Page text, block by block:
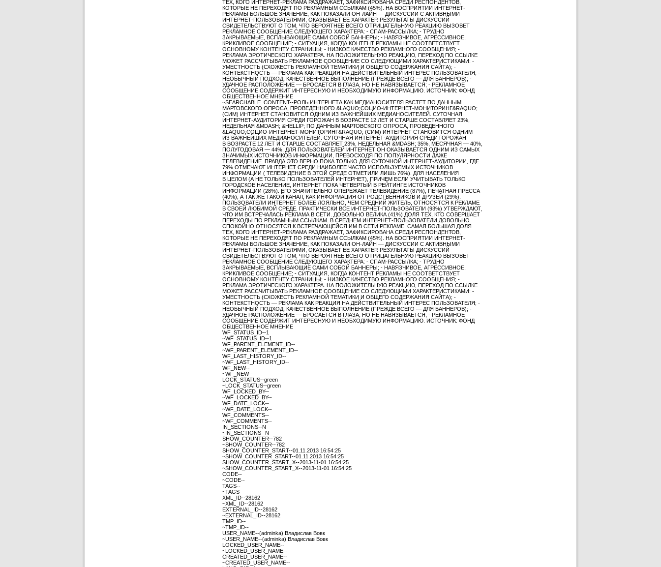
ТЕХ, КОГО ИНТЕРНЕТ-РЕКЛАМА РАЗДРАЖАЕТ, ЗАФИКСИРОВАНА СРЕДИ РЕСПОНДЕНТОВ,
КОТОРЫЕ НЕ ПЕРЕХОДЯТ ПО РЕКЛАМНЫМ ССЫЛКАМ (45%). НА ВОСПРИЯТИИ ИНТЕРНЕТ-
РЕКЛАМЫ БОЛЬШОЕ ЗНАЧЕНИЕ, КАК ПОКАЗАЛИ ОН-ЛАЙН — ДИСКУССИИ С АКТИВНЫМИ
ИНТЕРНЕТ-ПОЛЬЗОВАТЕЛЯМИ, ОКАЗЫВАЕТ ЕЕ ХАРАКТЕР. РЕЗУЛЬТАТЫ ДИСКУССИЙ
СВИДЕТЕЛЬСТВУЮТ О ТОМ, ЧТО ВЕРОЯТНЕЕ ВСЕГО ОТРИЦАТЕЛЬНУЮ РЕАКЦИЮ ВЫЗОВЕТ
РЕКЛАМНОЕ СООБЩЕНИЕ СЛЕДУЮЩЕГО ХАРАКТЕРА: - СПАМ-РАССЫЛКА; - ТРУДНО
ЗАКРЫВАЕМЫЕ, ВСПЛЫВАЮЩИЕ САМИ СОБОЙ БАННЕРЫ; - НАВЯЗЧИВОЕ, АГРЕССИВНОЕ,
КРИКЛИВОЕ СООБЩЕНИЕ; - СИТУАЦИЯ, КОГДА КОНТЕНТ РЕКЛАМЫ НЕ СООТВЕТСТВУЕТ
ОСНОВНОМУ КОНТЕНТУ СТРАНИЦЫ; - НИЗКОЕ КАЧЕСТВО РЕКЛАМНОГО СООБЩЕНИЯ; -
РЕКЛАМА ЭРОТИЧЕСКОГО ХАРАКТЕРА. НА ПОЛОЖИТЕЛЬНУЮ РЕАКЦИЮ, ПЕРЕХОД ПО ССЫЛКЕ
МОЖЕТ РАССЧИТЫВАТЬ РЕКЛАМНОЕ СООБЩЕНИЕ СО СЛЕДУЮЩИМИ ХАРАКТЕРИСТИКАМИ: -
УМЕСТНОСТЬ (СХОЖЕСТЬ РЕКЛАМНОЙ ТЕМАТИКИ И ОБЩЕГО СОДЕРЖАНИЯ САЙТА); -
КОНТЕКСТНОСТЬ — РЕКЛАМА КАК РЕАКЦИЯ НА ДЕЙСТВИТЕЛЬНЫЙ ИНТЕРЕС ПОЛЬЗОВАТЕЛЯ; -
НЕОБЫЧНЫЙ ПОДХОД, КАЧЕСТВЕННОЕ ВЫПОЛНЕНИЕ (ПРЕЖДЕ ВСЕГО — ДЛЯ БАННЕРОВ); -
УДАЧНОЕ РАСПОЛОЖЕНИЕ — БРОСАЕТСЯ В ГЛАЗА, НО НЕ НАВЯЗЫВАЕТСЯ; - РЕКЛАМНОЕ
СООБЩЕНИЕ СОДЕРЖИТ ИНТЕРЕСНУЮ И НЕОБХОДИМУЮ ИНФОРМАЦИЮ. ИСТОЧНИК: ФОНД
ОБЩЕСТВЕННОЕ МНЕНИЕ
~SEARCHABLE_CONTENT--РОЛЬ ИНТЕРНЕТА КАК МЕДИАНОСИТЕЛЯ РАСТЕТ ПО ДАННЫМ
МАРТОВСКОГО ОПРОСА, ПРОВЕДЕННОГО &LAQUO;СОЦИО-ИНТЕРНЕТ-МОНИТОРИНГ&RAQUO;
(СИМ) ИНТЕРНЕТ СТАНОВИТСЯ ОДНИМ ИЗ ВАЖНЕЙШИХ МЕДИАНОСИТЕЛЕЙ. СУТОЧНАЯ
ИНТЕРНЕТ-АУДИТОРИЯ СРЕДИ ГОРОЖАН В ВОЗРАСТЕ 12 ЛЕТ И СТАРШЕ СОСТАВЛЯЕТ 23%,
НЕДЕЛЬНАЯ &MDASH; &HELLIP; ПО ДАННЫМ МАРТОВСКОГО ОПРОСА, ПРОВЕДЕННОГО
&LAQUO;СОЦИО-ИНТЕРНЕТ-МОНИТОРИНГ&RAQUO; (СИМ) ИНТЕРНЕТ СТАНОВИТСЯ ОДНИМ
ИЗ ВАЖНЕЙШИХ МЕДИАНОСИТЕЛЕЙ. СУТОЧНАЯ ИНТЕРНЕТ-АУДИТОРИЯ СРЕДИ ГОРОЖАН
В ВОЗРАСТЕ 12 ЛЕТ И СТАРШЕ СОСТАВЛЯЕТ 23%, НЕДЕЛЬНАЯ &MDASH; 35%, МЕСЯЧНАЯ — 40%,
ПОЛУГОДОВАЯ — 44%. ДЛЯ ПОЛЬЗОВАТЕЛЕЙ ИНТЕРНЕТ ОН ОКАЗЫВАЕТСЯ ОДНИМ ИЗ САМЫХ
ЗНАЧИМЫХ ИСТОЧНИКОВ ИНФОРМАЦИИ, ПРЕВОСХОДЯ ПО ПОПУЛЯРНОСТИ ДАЖЕ
ТЕЛЕВИДЕНИЕ. ПРАВДА ЭТО ВЕРНО ПОКА ТОЛЬКО ДЛЯ СУТОЧНОЙ ИНТЕРНЕТ-АУДИТОРИИ, ГДЕ
79% ОТМЕЧАЮТ ИНТЕРНЕТ СРЕДИ НАИБОЛЕЕ ЧАСТО ИСПОЛЬЗУЕМЫХ ИСТОЧНИКОВ
ИНФОРМАЦИИ ( ТЕЛЕВИДЕНИЕ В ЭТОЙ СРЕДЕ ОТМЕТИЛИ ЛИШЬ 76%). ДЛЯ НАСЕЛЕНИЯ
В ЦЕЛОМ (А НЕ ТОЛЬКО ПОЛЬЗОВАТЕЛЕЙ ИНТЕРНЕТ), ПРИЧЕМ ЕСЛИ УЧИТЫВАТЬ ТОЛЬКО
ГОРОДСКОЕ НАСЕЛЕНИЕ, ИНТЕРНЕТ ПОКА ЧЕТВЕРТЫЙ В РЕЙТИНГЕ ИСТОЧНИКОВ
ИНФОРМАЦИИ (28%). ЕГО ЗНАЧИТЕЛЬНО ОПЕРЕЖАЕТ ТЕЛЕВИДЕНИЕ (87%), ПЕЧАТНАЯ ПРЕССА
(40%), А ТАК ЖЕ ТАКОЙ КАНАЛ, КАК ИНФОРМАЦИЯ ОТ РОДСТВЕННИКОВ И ДРУЗЕЙ (29%).
ПОЛЬЗОВАТЕЛИ ИНТЕРНЕТ БОЛЕЕ ЛОЯЛЬНО, ЧЕМ СРЕДНИЙ ЖИТЕЛЬ, ОТНОСЯТСЯ К РЕКЛАМЕ
В СВОЕЙ ЛЮБИМОЙ СРЕДЕ. ПРАКТИЧЕСКИ ВСЕ ИНТЕРНЕТ-ПОЛЬЗОВАТЕЛИ (93%) УТВЕРЖДАЮТ,
ЧТО ИМ ВСТРЕЧАЛАСЬ РЕКЛАМА В СЕТИ. ДОВОЛЬНО ВЕЛИКА (41%) ДОЛЯ ТЕХ, КТО СОВЕРШАЕТ
ПЕРЕХОДЫ ПО РЕКЛАМНЫМ ССЫЛКАМ. В СРЕДНЕМ ИНТЕРНЕТ-ПОЛЬЗОВАТЕЛИ ДОВОЛЬНО
СПОКОЙНО ОТНОСЯТСЯ К ВСТРЕЧАЮЩЕЙСЯ ИМ В СЕТИ РЕКЛАМЕ. САМАЯ БОЛЬШАЯ ДОЛЯ
ТЕХ, КОГО ИНТЕРНЕТ-РЕКЛАМА РАЗДРАЖАЕТ, ЗАФИКСИРОВАНА СРЕДИ РЕСПОНДЕНТОВ,
КОТОРЫЕ НЕ ПЕРЕХОДЯТ ПО РЕКЛАМНЫМ ССЫЛКАМ (45%). НА ВОСПРИЯТИИ ИНТЕРНЕТ-
РЕКЛАМЫ БОЛЬШОЕ ЗНАЧЕНИЕ, КАК ПОКАЗАЛИ ОН-ЛАЙН — ДИСКУССИИ С АКТИВНЫМИ
ИНТЕРНЕТ-ПОЛЬЗОВАТЕЛЯМИ, ОКАЗЫВАЕТ ЕЕ ХАРАКТЕР. РЕЗУЛЬТАТЫ ДИСКУССИЙ
СВИДЕТЕЛЬСТВУЮТ О ТОМ, ЧТО ВЕРОЯТНЕЕ ВСЕГО ОТРИЦАТЕЛЬНУЮ РЕАКЦИЮ ВЫЗОВЕТ
РЕКЛАМНОЕ СООБЩЕНИЕ СЛЕДУЮЩЕГО ХАРАКТЕРА: - СПАМ-РАССЫЛКА; - ТРУДНО
ЗАКРЫВАЕМЫЕ, ВСПЛЫВАЮЩИЕ САМИ СОБОЙ БАННЕРЫ; - НАВЯЗЧИВОЕ, АГРЕССИВНОЕ,
КРИКЛИВОЕ СООБЩЕНИЕ; - СИТУАЦИЯ, КОГДА КОНТЕНТ РЕКЛАМЫ НЕ СООТВЕТСТВУЕТ
ОСНОВНОМУ КОНТЕНТУ СТРАНИЦЫ; - НИЗКОЕ КАЧЕСТВО РЕКЛАМНОГО СООБЩЕНИЯ; -
РЕКЛАМА ЭРОТИЧЕСКОГО ХАРАКТЕРА. НА ПОЛОЖИТЕЛЬНУЮ РЕАКЦИЮ, ПЕРЕХОД ПО ССЫЛКЕ
МОЖЕТ РАССЧИТЫВАТЬ РЕКЛАМНОЕ СООБЩЕНИЕ СО СЛЕДУЮЩИМИ ХАРАКТЕРИСТИКАМИ: -
УМЕСТНОСТЬ (СХОЖЕСТЬ РЕКЛАМНОЙ ТЕМАТИКИ И ОБЩЕГО СОДЕРЖАНИЯ САЙТА); -
КОНТЕКСТНОСТЬ — РЕКЛАМА КАК РЕАКЦИЯ НА ДЕЙСТВИТЕЛЬНЫЙ ИНТЕРЕС ПОЛЬЗОВАТЕЛЯ; -
НЕОБЫЧНЫЙ ПОДХОД, КАЧЕСТВЕННОЕ ВЫПОЛНЕНИЕ (ПРЕЖДЕ ВСЕГО — ДЛЯ БАННЕРОВ); -
УДАЧНОЕ РАСПОЛОЖЕНИЕ — БРОСАЕТСЯ В ГЛАЗА, НО НЕ НАВЯЗЫВАЕТСЯ; - РЕКЛАМНОЕ
СООБЩЕНИЕ СОДЕРЖИТ ИНТЕРЕСНУЮ И НЕОБХОДИМУЮ ИНФОРМАЦИЮ. ИСТОЧНИК: ФОНД
ОБЩЕСТВЕННОЕ МНЕНИЕ
WF_STATUS_ID--1
~WF_STATUS_ID--1
WF_PARENT_ELEMENT_ID--
~WF_PARENT_ELEMENT_ID--
WF_LAST_HISTORY_ID--
~WF_LAST_HISTORY_ID--
WF_NEW--
~WF_NEW--
LOCK_STATUS--green
~LOCK_STATUS--green
WF_LOCKED_BY--
~WF_LOCKED_BY--
WF_DATE_LOCK--
~WF_DATE_LOCK--
WF_COMMENTS--
~WF_COMMENTS--
IN_SECTIONS--N
~IN_SECTIONS--N
SHOW_COUNTER--782
~SHOW_COUNTER--782
SHOW_COUNTER_START--01.11.2013 16:54:25
~SHOW_COUNTER_START--01.11.2013 16:54:25
SHOW_COUNTER_START_X--2013-11-01 16:54:25
~SHOW_COUNTER_START_X--2013-11-01 16:54:25
CODE--
~CODE--
TAGS--
~TAGS--
XML_ID--28162
~XML_ID--28162
EXTERNAL_ID--28162
~EXTERNAL_ID--28162
TMP_ID--
~TMP_ID--
USER_NAME--(adminka) Владислав Вовк
~USER_NAME--(adminka) Владислав Вовк
LOCKED_USER_NAME--
~LOCKED_USER_NAME--
CREATED_USER_NAME--
~CREATED_USER_NAME--